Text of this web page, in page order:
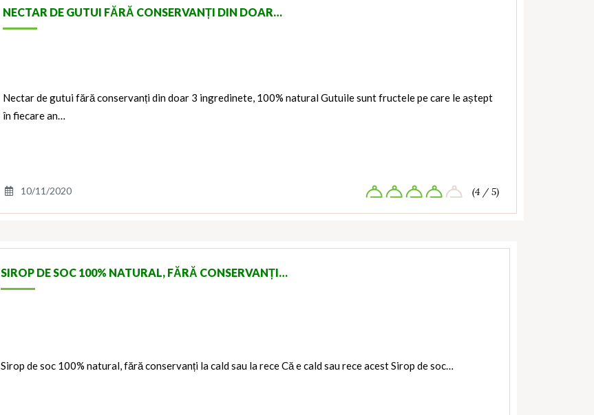
NECTAR DE GUTUI FĂRĂ CONSERVANȚI DIN DOAR…
Nectar de gutui fără conservanți din doar 3 ingredinete, 100% natural Gutuile sunt fructele pe care le aștept
în fiecare an…
10/11/2020 (4 / 5)
SIROP DE SOC 100% NATURAL, FĂRĂ CONSERVANȚI…
Sirop de soc 100% natural, fără conservanți la cald sau la rece Că e cald sau rece acest Sirop de soc…